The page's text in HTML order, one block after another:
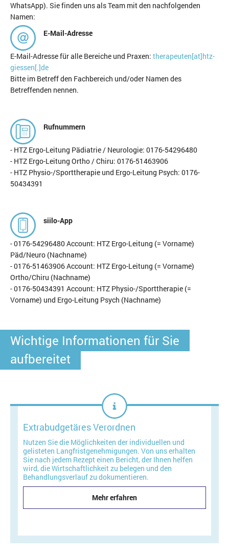
WhatsApp). Sie finden uns als Team mit den nachfolgenden
Namen:
E-Mail-Adresse
E-Mail-Adresse für alle Bereiche und Praxen: therapeuten[at]htz-
giessen[.]de
Bitte im Betreff den Fachbereich und/oder Namen des
Betreffenden nennen.
Rufnummern
- HTZ Ergo-Leitung Pädiatrie / Neurologie: 0176-54296480
- HTZ Ergo-Leitung Ortho / Chiru: 0176-51463906
- HTZ Physio-/Sporttherapie und Ergo-Leitung Psych: 0176-
50434391
siilo-App
- 0176-54296480 Account: HTZ Ergo-Leitung (= Vorname)
Päd/Neuro (Nachname)
- 0176-51463906 Account: HTZ Ergo-Leitung (= Vorname)
Ortho/Chiru (Nachname)
- 0176-50434391 Account: HTZ Physio-/Sporttherapie (=
Vorname) und Ergo-Leitung Psych (Nachname)
Wichtige Informationen für Sie
aufbereitet
Extrabudgetäres Verordnen
Nutzen Sie die Möglichkeiten der individuellen und
gelisteten Langfristgenehmigungen. Von uns erhalten
Sie nach jedem Rezept einen Bericht, der Ihnen helfen
wird, die Wirtschaftlichkeit zu belegen und den
Behandlungsverlauf zu dokumentieren.
Mehr erfahren